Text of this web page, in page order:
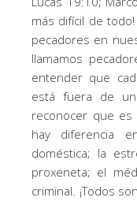
más difícil de
pecadores en
llamamos
entender que
está fuera de
reconocer que es
hay diferencia
doméstica; la
proxeneta; el
criminal. ¡Todos